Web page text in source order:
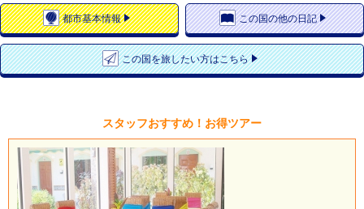
都市基本情報 この国の他の日記
この国を旅したい方はこちら
スタッフおすすめ！お得ツアー